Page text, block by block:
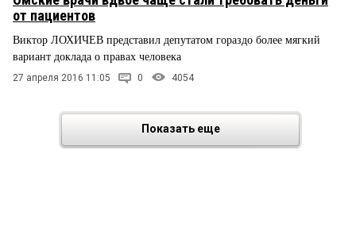
от пациентов
Виктор ЛОХИЧЕВ представил депутатом гораздо более мягкий
вариант доклада о правах человека
27 апреля 2016 11:05 0 4054
Показать еще